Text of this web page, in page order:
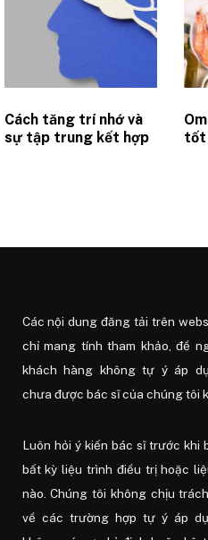
Cách tăng trí nhớ và
sự tập trung kết hợp
tốt
Các nội dung đăng tải trên
chỉ mang tính tham khảo, đề
khách hàng không tự ý áp
chưa được bác sĩ của chúng tôi
Luôn hỏi ý kiến ​​bác sĩ trước khi
bất kỳ liệu trình điều trị hoặc
nào. Chúng tôi không chịu
về các trường hợp tự ý áp